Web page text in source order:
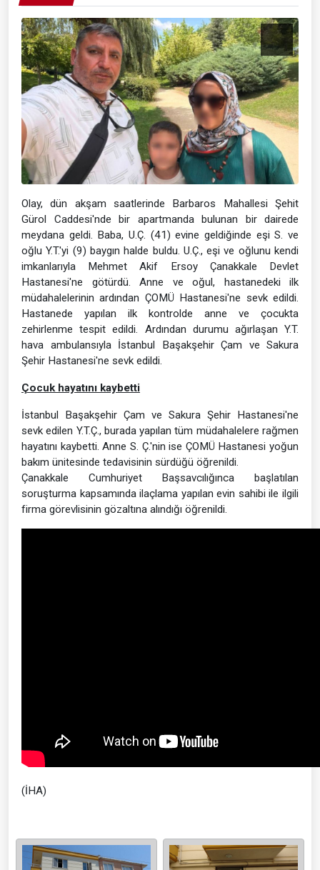
Olay, dün akşam saatlerinde Barbaros Mahallesi Şehit
Gürol Caddesi'nde bir apartmanda bulunan bir dairede
meydana geldi. Baba, U.Ç. (41) evine geldiğinde eşi S. ve
oğlu Y.T.'yi (9) baygın halde buldu. U.Ç., eşi ve oğlunu kendi
imkanlarıyla Mehmet Akif Ersoy Çanakkale Devlet
Hastanesi'ne götürdü. Anne ve oğul, hastanedeki ilk
müdahalelerinin ardından ÇOMÜ Hastanesi'ne sevk edildi.
Hastanede yapılan ilk kontrolde anne ve çocukta
zehirlenme tespit edildi. Ardından durumu ağırlaşan Y.T.
hava ambulansıyla İstanbul Başakşehir Çam ve Sakura
Şehir Hastanesi'ne sevk edildi.
Çocuk hayatını kaybetti
İstanbul Başakşehir Çam ve Sakura Şehir Hastanesi'ne
sevk edilen Y.T.Ç., burada yapılan tüm müdahalelere rağmen
hayatını kaybetti. Anne S. Ç.'nin ise ÇOMÜ Hastanesi yoğun
bakım ünitesinde tedavisinin sürdüğü öğrenildi.
Çanakkale Cumhuriyet Başsavcılığınca başlatılan
soruşturma kapsamında ilaçlama yapılan evin sahibi ile ilgili
firma görevlisinin gözaltına alındığı öğrenildi.
(İHA)